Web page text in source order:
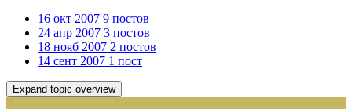
16 окт 2007 9 постов
24 апр 2007 3 постов
18 нояб 2007 2 постов
14 сент 2007 1 пост
Expand topic overview